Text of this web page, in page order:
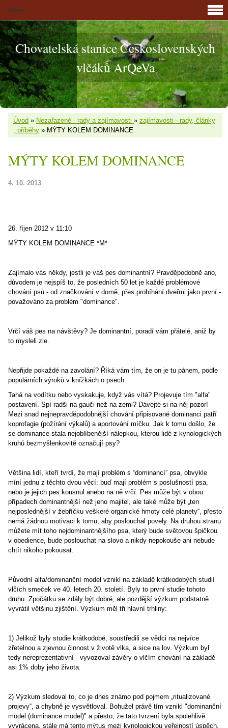
Chovatelská stanice Československých
vlčáků ArQeVa
Úvod » Nezařazené - rady a zajímavosti » zajímavosti - rady, články
, příběhy » MÝTY KOLEM DOMINANCE
MÝTY KOLEM DOMINANCE
4. 10. 2013
26. říjen 2012 v 11:10
MÝTY KOLEM DOMINANCE *M*
Zajímalo vás někdy, jestli je váš pes dominantní? Pravděpodobně ano,
důvodem je nejspíš to, že posledních 50 let je každé problémové
chování psů - od značkování v domě, přes probíhání dveřmi jako první -
považováno za problém "dominance".
Vrčí váš pes na návštěvy? Je dominantní, poradí vám přátelé, aniž by
to mysleli zle.
Nepřijde pokaždé na zavolání? Říká vám tím, že on je tu pánem, podle
populárních výroků v knížkách o psech.
Tahá na vodítku nebo vyskakuje, když vás vítá? Projevuje tím "alfa"
postavení. Spí radši na gauči než na zemi? Dávejte si na něj pozor!
Mezi snad nejnepravděpodobnější chování připisované dominanci patří
koprofagie (požírání výkalů) a aportování míčku. Jak k tomu došlo, že
se dominance stala nejoblíbenější nálepkou, kterou lidé z kynologických
kruhů bezmyšlenkovitě označují psy?
Většina lidí, kteří tvrdí, že mají problém s “dominancí” psa, obvykle
míní jednu z těchto dvou věcí: buď mají problém s poslušností psa,
nebo je jejich pes kousnul anebo na ně vrčí. Pes může být v obou
případech dominantnější než jeho majitel, ale také může být „ten
nejposlednější v žebříčku veškeré organické hmoty celé planety“, přesto
nemá žádnou motivaci k tomu, aby poslouchal povely. Na druhou stranu
můžete mít toho nejdominantnějšího psa, který bude světovou špičkou
v obedience, bude poslouchat na slovo a nikdy nepokouše ani nebude
chtít nikoho pokousat.
Původní alfa/dominanční model vznikl na základě krátkodobých studií
vlčích smeček ve 40. letech 20. století. Byly to první studie tohoto
druhu. Zpočátku se zdály být dobré, ale pozdější výzkum podstatně
vyvrátil většinu zjištění. Výzkum měl tři hlavní trhliny:
1) Jelikož byly studie krátkodobé, soustředili se vědci na nejvíce
zřetelnou a zjevnou činnost v životě vlka, a sice na lov. Výzkum byl
tedy nereprezentativní - vyvozoval závěry o vlčím chování na základě
asi 1% doby jeho života.
2) Výzkum sledoval to, co je dnes známo pod pojmem „ritualizované
projevy“, a chybně je vysvětloval. Bohužel právě tím vznikl "dominanční
model (dominance model)" a přesto, že tato tvrzení byla spolehlivě
vyvrácena, stále má tento mýtus mezi kynologickou veřejností úspěch.
Menu